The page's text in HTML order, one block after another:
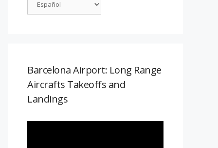
Barcelona Airport: Long Range
Aircrafts Takeoffs and
Landings